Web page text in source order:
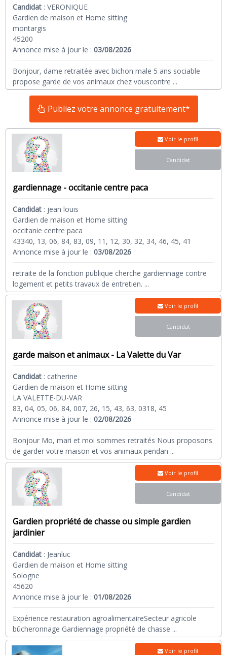
Candidat :VERONIQUE
Gardien de maison et Home sitting
montargis
45200
Annonce mise à jour le :03/08/2026
Bonjour, dame retraitée avec bichon male 5 ans sociable
propose garde de vos animaux chez vouscontre ...
Publiez votre annonce gratuitement*
gardiennage - occitanie centre paca
Candidat : jean louis
Gardien de maison et Home sitting
occitanie centre paca
43340, 13, 06, 84, 83, 09, 11, 12, 30, 32, 34, 46, 45, 41
Annonce mise à jour le :03/08/2026
retraite de la fonction publique cherche gardiennage contre
logement et petits travaux de entretien. ...
Voir le profil
Candidat
garde maison et animaux - La Valette du Var
Candidat : catherine
Gardien de maison et Home sitting
LA VALETTE-DU-VAR
83, 04, 05, 06, 84, 007, 26, 15, 43, 63, 0318, 45
Annonce mise à jour le :02/08/2026
Bonjour Mo, mari et moi sommes retraités Nous proposons
de garder votre maison et vos animaux pendan ...
Voir le profil
Candidat
Gardien propriété de chasse ou simple gardien
jardinier
Candidat : Jeanluc
Gardien de maison et Home sitting
Sologne
45620
Annonce mise à jour le :01/08/2026
Expérience restauration agroalimentaireSecteur agricole
bûcheronnage Gardiennage propriété de chasse ...
Voir le profil
Candidat
Voir le profil